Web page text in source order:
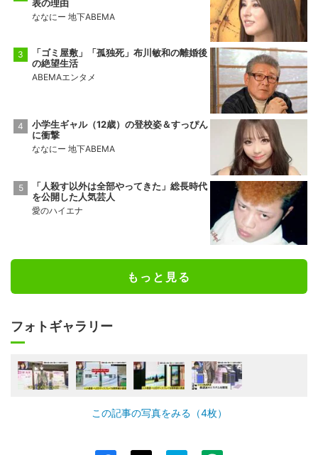
表の理由
ななにー 地下ABEMA
「ゴミ屋敷」「孤独死」布川敏和の離婚後
の絶望生活
ABEMAエンタメ
小学生ギャル（12歳）の登校姿＆すっぴん
に衝撃
ななにー 地下ABEMA
「人殺す以外は全部やってきた」総長時代
を公開した人気芸人
愛のハイエナ
もっと見る
フォトギャラリー
この記事の写真をみる（4枚）